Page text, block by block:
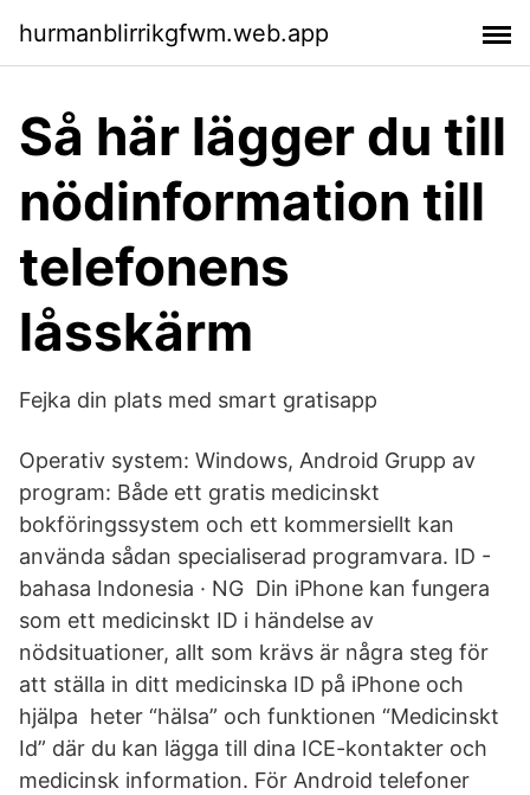
hurmanblirrikgfwm.web.app
Så här lägger du till
nödinformation till
telefonens
låsskärm
Fejka din plats med smart gratisapp
Operativ system: Windows, Android Grupp av
program: Både ett gratis medicinskt
bokföringssystem och ett kommersiellt kan
använda sådan specialiserad programvara. ID -
bahasa Indonesia · NG Din iPhone kan fungera
som ett medicinskt ID i händelse av
nödsituationer, allt som krävs är några steg för
att ställa in ditt medicinska ID på iPhone och
hjälpa heter “hälsa” och funktionen “Medicinskt
Id” där du kan lägga till dina ICE-kontakter och
medicinsk information. För Android telefoner